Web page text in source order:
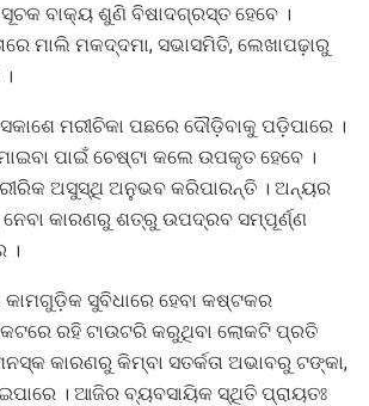
ବାକ୍ୟ ଶୁଣି ବିଷାଦଗ୍ରସ୍ତ ହେବେ ।
ମାଲି ମକଦ୍ଦମା, ସଭାସମିତି, ଲେଖାପଢ଼ାରୁ
ମରୀଚିକା ପଛରେ ଦୌଡ଼ିବାକୁ ପଡ଼ିପାରେ ।
ପାଇଁ ଚେଷ୍ଟା କଲେ ଉପକୃତ ହେବେ ।
ଅସୁସ୍ଥି ଅନୁଭବ କରିପାରନ୍ତି । ଅନ୍ୟର
ନେବା କାରଣରୁ ଶତ୍ରୁ ଉପଦ୍ରବ ସମ୍ପୂର୍ଣ୍ଣ
।
ସୁବିଧାରେ ହେବା କଷ୍ଟକର
ରହି ଟାଉଟରି କରୁଥିବା ଲୋକଟି ପ୍ରତି
କାରଣରୁ କିମ୍ବା ସତର୍କତା ଅଭାବରୁ ଟଙ୍କା,
। ଆଜିର ବ୍ୟବସାୟିକ ସ୍ଥିତି ପ୍ରାୟତଃ